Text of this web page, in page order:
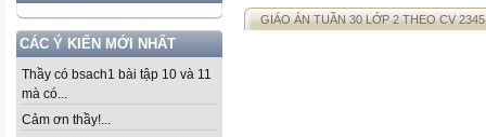
CÁC Ý KIẾN MỚI NHẤT
Thầy có bsach1 bài tập 10 và 11
mà có...
Cảm ơn thầy!...
GIÁO ÁN TUẦN 30 LỚP 2 THEO CV 2345